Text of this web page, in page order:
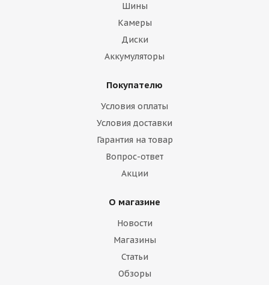
Шины
Камеры
Диски
Аккумуляторы
Покупателю
Условия оплаты
Условия доставки
Гарантия на товар
Вопрос-ответ
Акции
О магазине
Новости
Магазины
Статьи
Обзоры